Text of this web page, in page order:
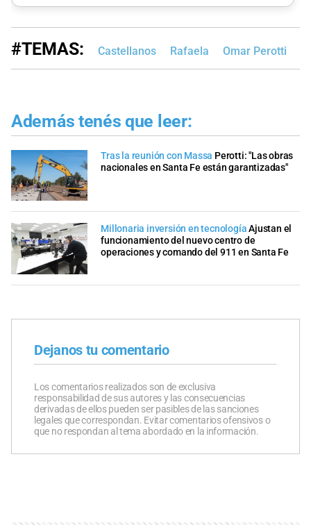
#TEMAS: Castellanos Rafaela Omar Perotti
Además tenés que leer:
Tras la reunión con Massa Perotti: "Las obras
nacionales en Santa Fe están garantizadas"
Millonaria inversión en tecnologíaAjustan el
funcionamiento del nuevo centro de
operaciones y comando del 911 en Santa Fe
Dejanos tu comentario
Los comentarios realizados son de exclusiva
responsabilidad de sus autores y las consecuencias
derivadas de ellos pueden ser pasibles de las sanciones
legales que correspondan. Evitar comentarios ofensivos o
que no respondan al tema abordado en la información.